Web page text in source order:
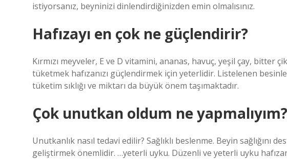
istiyorsanız, beyninizi dinlendirdiğinizden emin olmalısınız.
Hafızayı en çok ne güçlendirir?
Kırmızı meyveler, E ve D vitamini, ananas, havuç, yeşil çay, bitter
tüketmek hafızanızı güçlendirmek için yeterlidir. Listelenen
tüketim sıklığı ve miktarı da büyük önem taşımaktadır.
Çok unutkan oldum ne yapmalıyım?
Unutkanlık nasıl tedavi edilir? Sağlıklı beslenme. Beyin sağlığını
geliştirmek önemlidir. …yeterli uyku. Düzenli ve yeterli uyku